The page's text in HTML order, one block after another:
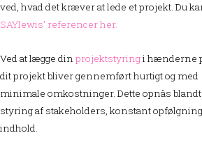
ved, hvad det kræver at lede et projekt. Du
SAYlewis’ referencer her.
Ved at lægge din projektstyringi hænderne
dit projekt bliver gennemført hurtigt og med
minimale omkostninger. Dette opnås
styring af stakeholders, konstant
indhold.